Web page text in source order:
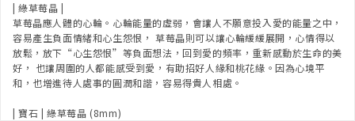
| 綠草莓晶 |
草莓晶應人體的心輪。心輪能量的虛弱，會讓人不願意投入愛的能量之中，
容易產生負面情緒和心生怨恨， 草莓晶則可以讓心輪緩緩展開，心情得以
放鬆，放下“心生怨恨”等負面想法，回到愛的頻率，重新感動於生命的美
好， 也讓周圍的人都能感受到愛，有助招好人緣和桃花緣。因為心境平
和，也增進待人處事的圓潤和諧，容易得貴人相處。
| 寶石 | 綠草莓晶 (8mm)